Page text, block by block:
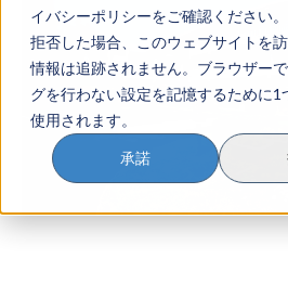
イバシーポリシーをご確認ください。
拒否した場合、このウェブサイトを
情報は追跡されません。ブラウザー
グを行わない設定を記憶するために1
使用されます。
承諾
学校を探す
イベントを探す
おためし地域留学
マガジン
奨学金について